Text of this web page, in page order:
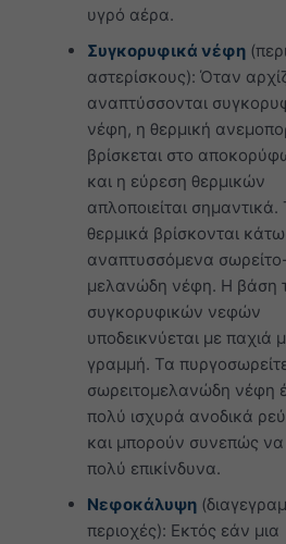
υγρό αέρα.
Συγκορυφικά νέφη
αστερίσκους): Όταν
αναπτύσσονται
νέφη, η θερμική
βρίσκεται στο
και η εύρεση θερμικών
απλοποιείται σημαντικά.
θερμικά βρίσκονται
αναπτυσσόμενα
μελανώδη νέφη. Η βάση
συγκορυφικών νεφών
υποδεικνύεται με παχιά
γραμμή. Τα
σωρειτομελανώδη νέφη
πολύ ισχυρά ανοδικά
και μπορούν συνεπώς να
πολύ επικίνδυνα.
Νεφοκάλυψη
περιοχές): Εκτός εάν μια